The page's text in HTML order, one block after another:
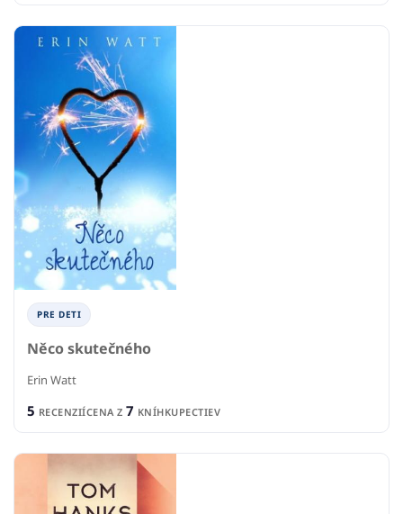
PRE DETI
Něco skutečného
Erin Watt
5 RECENZIÍCENA Z 7 KNÍHKUPECTIEV